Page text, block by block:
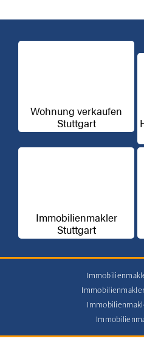
Wohnung verkaufen
Stuttgart
Immobilienmakler
Stuttgart